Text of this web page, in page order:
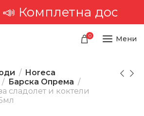
достава
0 Мени
Horeca
Барска Опрема
сладолет и коктели